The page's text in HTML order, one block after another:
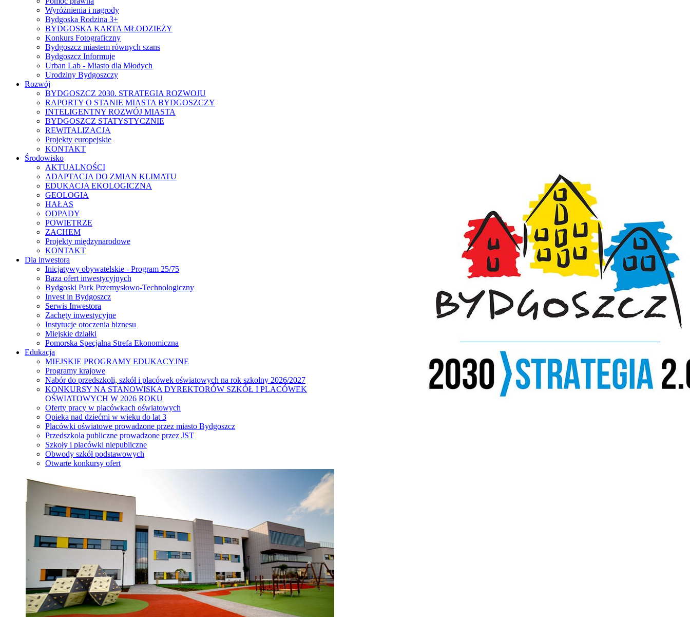
Wyróżnienia i nagrody
Bydgoska Rodzina 3+
BYDGOSKA KARTA MŁODZIEŻY
Konkurs Fotograficzny
Bydgoszcz miastem równych szans
Bydgoszcz Informuje
Urban Lab - Miasto dla Młodych
Urodziny Bydgoszczy
Rozwój
BYDGOSZCZ 2030. STRATEGIA ROZWOJU
RAPORTY O STANIE MIASTA BYDGOSZCZY
INTELIGENTNY ROZWÓJ MIASTA
BYDGOSZCZ STATYSTYCZNIE
REWITALIZACJA
Projekty europejskie
KONTAKT
Środowisko
AKTUALNOŚCI
ADAPTACJA DO ZMIAN KLIMATU
EDUKACJA EKOLOGICZNA
GEOLOGIA
HAŁAS
ODPADY
POWIETRZE
ZACHEM
Projekty międzynarodowe
KONTAKT
Dla inwestora
Inicjatywy obywatelskie - Program 25/75
Baza ofert inwestycyjnych
Bydgoski Park Przemysłowo-Technologiczny
Invest in Bydgoszcz
Serwis Inwestora
Zachęty inwestycyjne
Instytucje otoczenia biznesu
Miejskie działki
Pomorska Specjalna Strefa Ekonomiczna
Edukacja
MIEJSKIE PROGRAMY EDUKACYJNE
Programy krajowe
Nabór do przedszkoli, szkół i placówek oświatowych na rok szkolny 2026/2027
KONKURSY NA STANOWISKA DYREKTORÓW SZKÓŁ I PLACÓWEK
OŚWIATOWYCH W 2026 ROKU
Oferty pracy w placówkach oświatowych
Opieka nad dziećmi w wieku do lat 3
Placówki oświatowe prowadzone przez miasto Bydgoszcz
Przedszkola publiczne prowadzone przez JST
Szkoły i placówki niepubliczne
Obwody szkół podstawowych
Otwarte konkursy ofert